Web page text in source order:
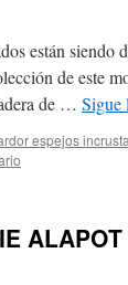
están siendo
de este
de … Sigue
espejos
ALAPOT